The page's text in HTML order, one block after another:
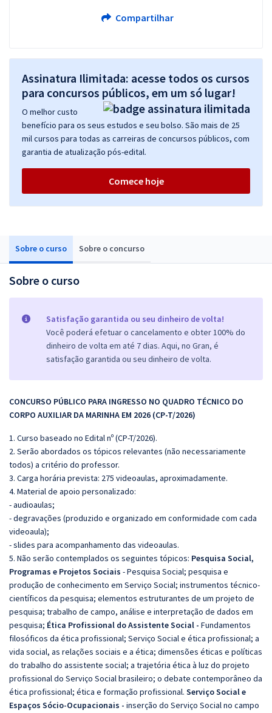
Sobre o curso Sobre o concurso
Sobre o curso
Satisfação garantida ou seu dinheiro de volta!
Você poderá efetuar o cancelamento e obter 100% do
dinheiro de volta em até 7 dias. Aqui, no Gran, é
satisfação garantida ou seu dinheiro de volta.
CONCURSO PÚBLICO PARA INGRESSO NO QUADRO TÉCNICO DO
CORPO AUXILIAR DA MARINHA EM 2026 (CP-T/2026)
1. Curso baseado no Edital nº (CP-T/2026).
2. Serão abordados os tópicos relevantes (não necessariamente
todos) a critério do professor.
3. Carga horária prevista: 275 videoaulas, aproximadamente.
4. Material de apoio personalizado:
- audioaulas;
- degravações (produzido e organizado em conformidade com cada
videoaula);
- slides para acompanhamento das videoaulas.
5. Não serão contemplados os seguintes tópicos: Pesquisa Social,
Programas e Projetos Sociais - Pesquisa Social; pesquisa e
produção de conhecimento em Serviço Social; instrumentos técnico-
científicos da pesquisa; elementos estruturantes de um projeto de
pesquisa; trabalho de campo, análise e interpretação de dados em
pesquisa; Ética Profissional do Assistente Social - Fundamentos
filosóficos da ética profissional; Serviço Social e ética profissional; a
vida social, as relações sociais e a ética; dimensões éticas e políticas
do trabalho do assistente social; a trajetória ética à luz do projeto
profissional do Serviço Social brasileiro; o debate contemporâneo da
ética profissional; ética e formação profissional. Serviço Social e
Espaços Sócio-Ocupacionais - inserção do Serviço Social no campo
Compartilhar
Assinatura Ilimitada: acesse todos os cursos
para concursos públicos, em um só lugar!
O melhor custo
benefício para os seus estudos e seu bolso. São mais de 25
mil cursos para todas as carreiras de concursos públicos, com
garantia de atualização pós-edital.
Comece hoje